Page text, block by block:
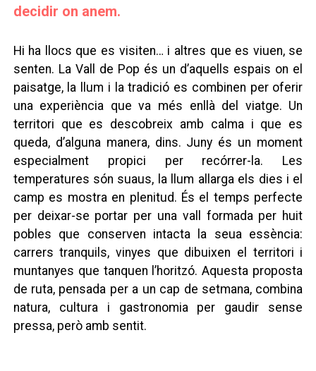
decidir on anem.
Hi ha llocs que es visiten… i altres que es viuen, se
senten. La Vall de Pop és un d’aquells espais on el
paisatge, la llum i la tradició es combinen per oferir
una experiència que va més enllà del viatge. Un
territori que es descobreix amb calma i que es
queda, d’alguna manera, dins. Juny és un moment
especialment propici per recórrer-la. Les
temperatures són suaus, la llum allarga els dies i el
camp es mostra en plenitud. És el temps perfecte
per deixar-se portar per una vall formada per huit
pobles que conserven intacta la seua essència:
carrers tranquils, vinyes que dibuixen el territori i
muntanyes que tanquen l’horitzó. Aquesta proposta
de ruta, pensada per a un cap de setmana, combina
natura, cultura i gastronomia per gaudir sense
pressa, però amb sentit.